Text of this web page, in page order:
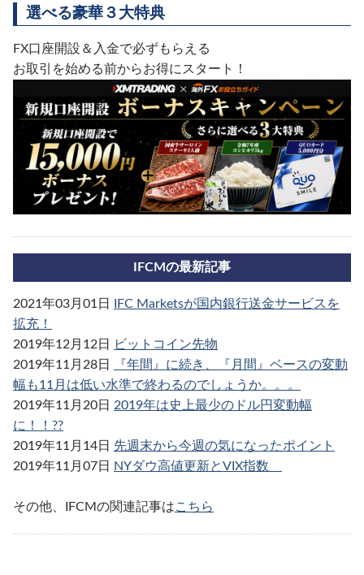
選べる豪華３大特典
FX口座開設＆入金で必ずもらえる
お取引を始める前からお得にスタート！
IFCMの最新記事
2021年03月01日
IFC Marketsが国内銀行送金サービスを
拡充！
2019年12月12日
ビットコイン先物
2019年11月28日
『年間』に続き、『月間』ベースの変動
幅も11月は低い水準で終わるのでしょうか。。。
2019年11月20日 2019年は史上最少のドル円変動幅
に！！??
2019年11月14日 先週末から今週の気になったポイント
2019年11月07日
NYダウ高値更新とVIX指数
その他、IFCMの関連記事はこちら